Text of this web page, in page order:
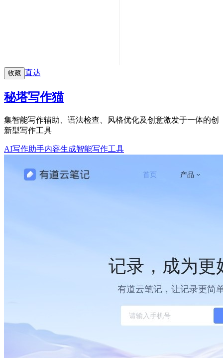
收藏 直达
秘塔写作猫
集智能写作辅助、语法检查、风格优化及创意激发于一体的创
新型写作工具
AI写作助手内容生成智能写作工具